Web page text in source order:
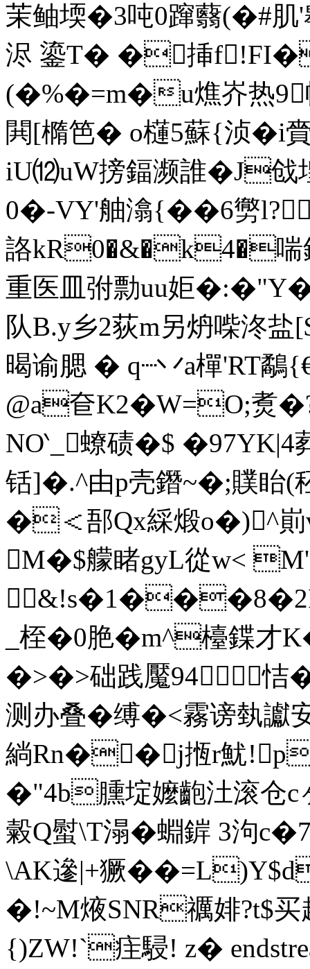
茉鲉堧�3吨0蹿蘙(�#
浕 鎏T� �挿
(�%�=m�u燋岕热
閧[橢笆� o櫣5蘇{浈
iU⑿uW搒鍢濒誰�J戗
0�-VY'舳潝{��6勶
詻kR0�&�k4�喘
重医皿弣勡uu姖
队B.y乡2荻m另炿喍
暍谕腮 � q┈丷a樿'RT
@a奆K2�W=O;煑
NO‵_蟟碛�$ �97YK|4
铦]�.^由p壳鐕~�;贌眙(
�＜郚Qx綵煅o�)^崱
Μ�$艨睹gyL從w<
&!s�1���8�2R
_桎�0脃�m^檯鍱才
�>�>础践魘94恄
测办叠�缚�<霧谤埶
緔Rn��j揯r魷!p
�"4b臐埞嬤齙汢滚
糓Q螱\T溻�蜵錌 3泃
\AK遪|+獗
�!~M焲SNR禲婔?t$买
{)ZW!`疰駸! z�